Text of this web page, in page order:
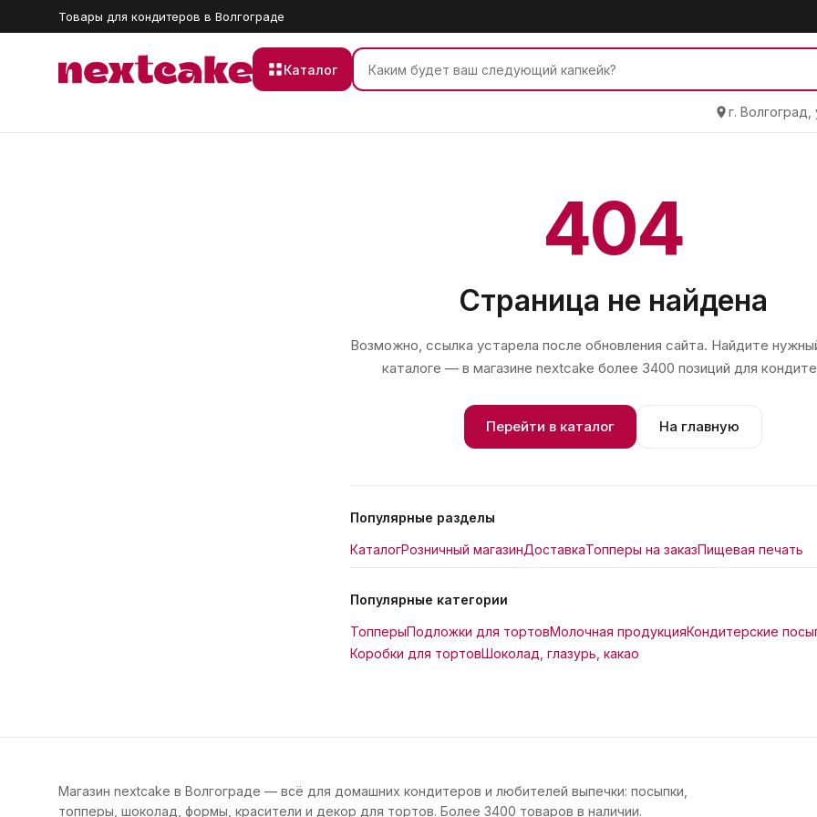
Товары для кондитеров в Волгограде
Каталог
г.
404
Страница не найдена
Возможно, ссылка устарела после обновления сайта. Найдите
каталоге — в магазине nextcake более 3400 позиций для
Перейти в каталог На главную
Популярные разделы
КаталогРозничный магазинДоставкаТопперы на заказПищевая печать
Популярные категории
ТопперыПодложки для тортовМолочная продукцияКондитерские
Коробки для тортовШоколад, глазурь, какао
Магазин nextcake в Волгограде — всё для домашних кондитеров и любителей выпечки: посыпки,
топперы, шоколад, формы, красители и декор для тортов. Более 3400 товаров в наличии.